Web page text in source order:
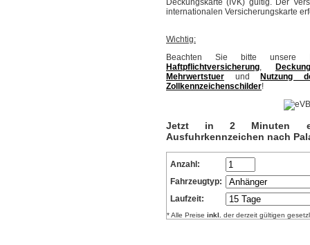
Deckungskarte (IVK) gültig. Der
internationalen Versicherungskarte
Wichtig:
Beachten Sie bitte unsere
Haftpflichtversicherung,
Mehrwertstuer und
Nutzung
Zollkennzeichenschilder!
Jetzt in 2 Minuten
Ausfuhrkennzeichen nach
Anzahl:
Fahrzeugtyp:
Laufzeit:
* Alle Preise inkl. der derzeit gültigen